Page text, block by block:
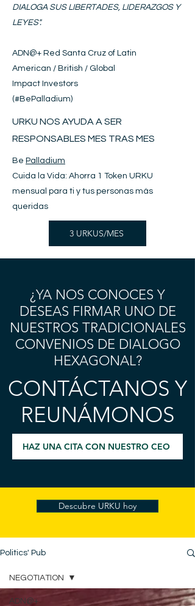
DIALOGA SUS LIBERTADES, LIDERAZGOS Y
LEYES".
ADN@+ Red Santa Cruz of Latin
American / British / Global
Impact Investors
(#BePalladium)​
URKU NOS AYUDA A SER
RESPONSABLES MES TRAS MES
Be Palladium
Cuida la Vida: Ahorra 1 Token URKU
mensual para ti y tus personas más
queridas
3 URKUS/MES
¿YA NOS CONOCES Y
DESEAS FIRMAR UNO DE
NUESTROS TRADICIONALES
CONVENIOS DE DIALOGO
HEXAGONAL?
CONTÁCTANOS Y
REUNÁMONOS
HAZ UNA CITA CON NUESTRO CEO
Descubre URKU hoy
Politics' Pub
ADN@+
NEGOTIATION